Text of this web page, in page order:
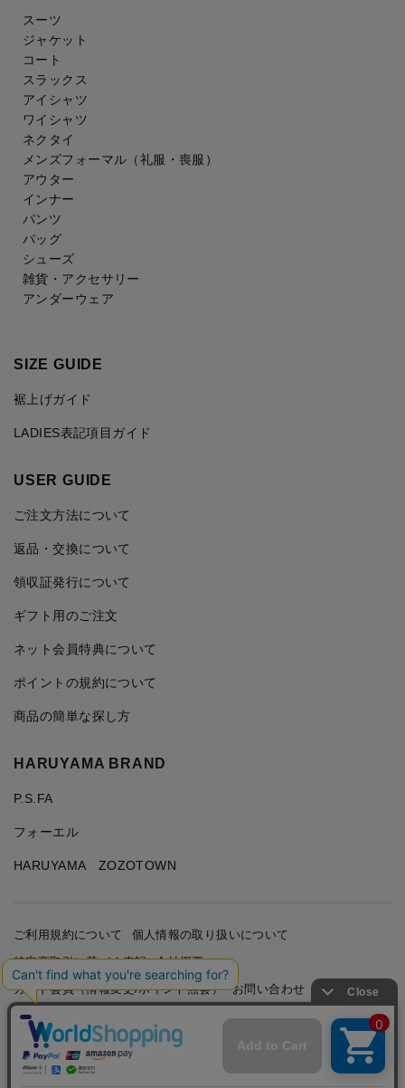
スーツ
ジャケット
コート
スラックス
アイシャツ
ワイシャツ
ネクタイ
メンズフォーマル （礼服・喪服）
アウター
インナー
パンツ
バッグ
シューズ
雑貨・アクセサリー
アンダーウェア
SIZE GUIDE
裾上げガイド
LADIES表記項目ガイド
USER GUIDE
ご注文方法について
返品・交換について
領収証発行について
ギフト用のご注文
ネット会員特典について
ポイントの規約について
商品の簡単な探し方
HARUYAMA BRAND
P.S.FA
フォーエル
HARUYAMA ZOZOTOWN
ご利用規約について
個人情報の取り扱いについて
特定商取引に基づく表記
会社概要
カード会員（情報変更/ポイント照会）
お問い合わせ
Copyright © HARUYAMA TRADING CO.,LTD. All Rights